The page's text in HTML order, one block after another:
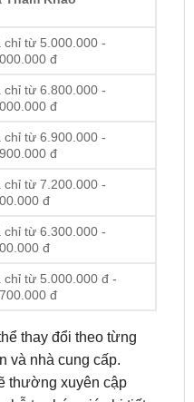
chỉ từ 5.000.000 -
đ
chỉ từ 6.800.000 -
đ
chỉ từ 6.900.000 -
đ
chỉ từ 7.200.000 -
đ
chỉ từ 6.300.000 -
chỉ từ 5.000.000 đ -
đ